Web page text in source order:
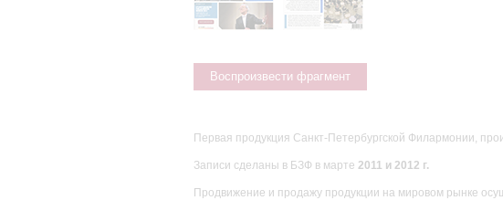
Воспроизвести фрагмент
Первая продукция Санкт-Петербургской Филармонии,
Записи сделаны в БЗФ в марте 2011 и 2012 г.
Продвижение и продажу продукции на мировом рынке